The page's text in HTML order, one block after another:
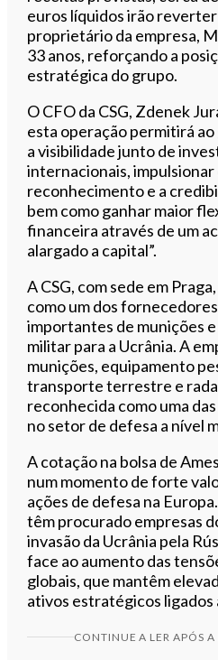
euros líquidos irão
proprietário da empresa,
33 anos, reforçando a
estratégica do grupo.
O CFO da CSG, Zdenek
esta operação permitirá
a visibilidade junto de
internacionais, impulsionar
reconhecimento e a
bem como ganhar maior
financeira através de um
alargado a capital”.
A CSG, com sede em
como um dos
importantes de munições
militar para a Ucrânia. A
munições, equipamento
transporte terrestre e
reconhecida como uma
no setor de defesa a nível
A cotação na bolsa de
num momento de forte
ações de defesa na
têm procurado empresas
invasão da Ucrânia pela
face ao aumento das
globais, que mantêm
ativos estratégicos ligados
CONTINUE A LER APÓS